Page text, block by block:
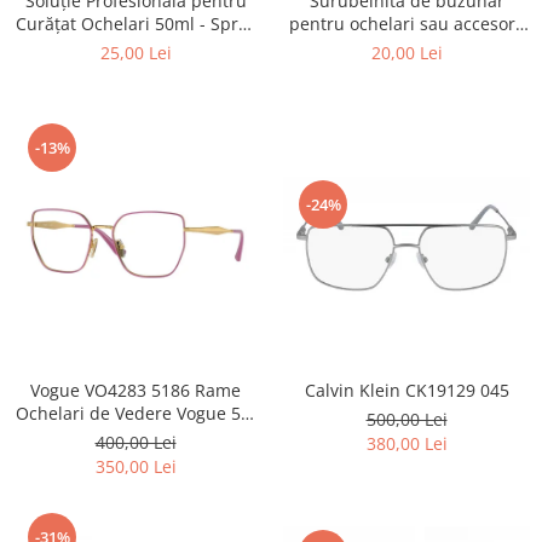
Point
Polaroid
Puma
Ray Ban
Silhouette
Slastik
Titanflex
TOUS
Zeiss
Curățat Ochelari 50ml - Spray
Anti-Urme pentru Lentile,
25,00 Lei
pentru ochelari sau accesorii
mici.
20,00 Lei
-13%
Vogue VO4283 5186 Rame
Ochelari de Vedere Vogue 53-
17-140
400,00 Lei
350,00 Lei
-24%
Calvin Klein CK19129 045
500,00 Lei
380,00 Lei
-31%